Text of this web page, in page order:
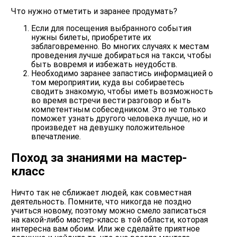
Что нужно отметить и заранее продумать?
Если для посещения выбранного события
нужны билеты, приобретите их
заблаговременно. Во многих случаях к местам
проведения лучше добираться на такси, чтобы
быть вовремя и избежать неудобств.
Необходимо заранее запастись информацией о
том мероприятии, куда вы собираетесь
сводить знакомую, чтобы иметь возможность
во время встречи вести разговор и быть
компетентным собеседником. Это не только
поможет узнать другого человека лучше, но и
произведет на девушку положительное
впечатление.
Поход за знаниями на мастер-
класс
Ничто так не сближает людей, как совместная
деятельность. Помните, что никогда не поздно
учиться новому, поэтому можно смело записаться
на какой-либо мастер-класс в той области, которая
интересна вам обоим. Или же сделайте приятное